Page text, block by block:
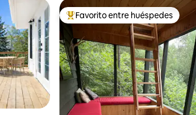
Favorito entre huéspedes preferido
Favorito entre huéspedes